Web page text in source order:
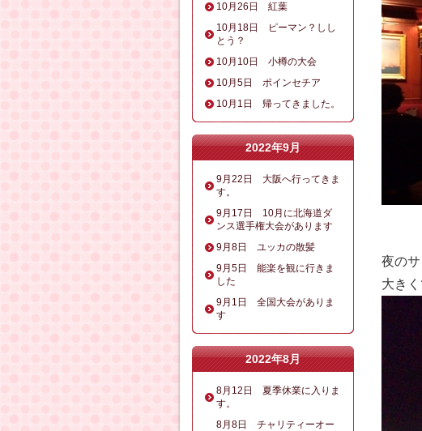
夜のサ
大き
10月26日 紅葉
10月18日 ピーマン？しし
とう？
10月10日 小樽の大会
10月5日 ポインセチア
10月1日 帰ってきました。
2022年9月
9月22日 大阪へ行ってきま
す。
9月17日 10月に北海道ダ
ンス選手権大会があります
9月8日 ユッカの散髪
9月5日 能楽を観に行きま
した
9月1日 全国大会がありま
す
2022年8月
8月12日 夏季休業に入りま
す。
8月8日 チャリティーオー